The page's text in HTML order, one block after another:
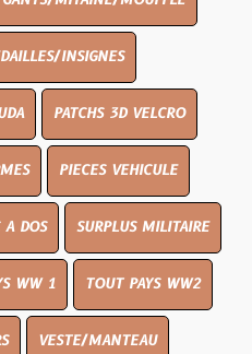
INSIGNES
PATCHS 3D VELCRO
PIECES VEHICULE
A DOS SURPLUS MILITAIRE
WW 1 TOUT PAYS WW2
VESTE/MANTEAU